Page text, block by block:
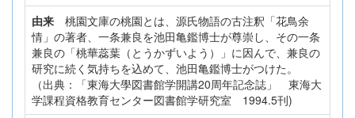
由来 桃園文庫の桃園とは、源氏物語の古注釈「花鳥余
情」の著者、一条兼良を池田亀鑑博士が尊崇し、その一条
兼良の「桃華蕊葉（とうかずいよう）」に因んで、兼良の
研究に続く気持ちを込めて、池田亀鑑博士がつけた。
（出典：「東海大學図書館学開講20周年記念誌」 東海大
学課程資格教育センター図書館学研究室 1994.5刊)